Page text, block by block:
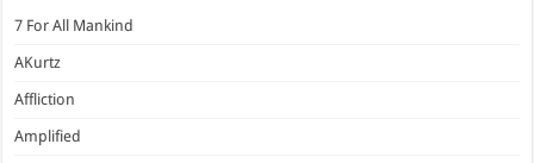
7 For All Mankind
AKurtz
Affliction
Amplified